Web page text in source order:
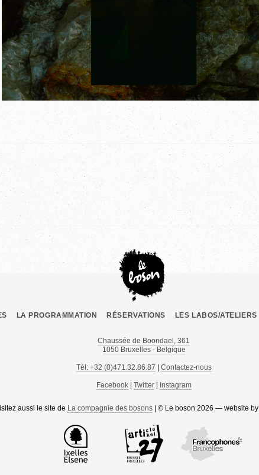
LA PROGRAMMATION RÉSERVATIONS LES LABOS/ATELIERS
Chaussée de Boondael, 361
1050 Bruxelles - Belgique
Tél: +32 (0)471.32.86.87 Contactez-nous
Facebook| Twitter| Instagram
aussi le site de La compagnie des bosons | © Le boson 2026 — website by